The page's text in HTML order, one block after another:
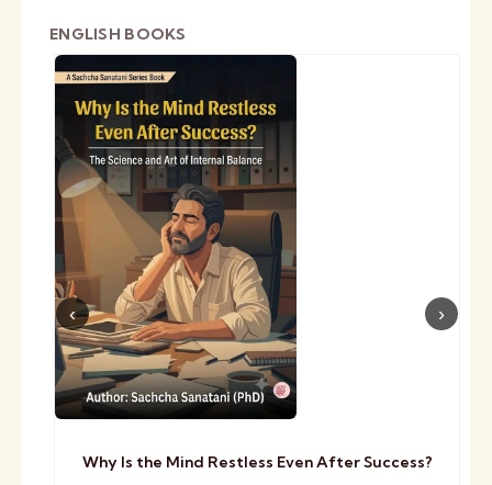
ENGLISH BOOKS
Why Is the Mind Restless Even After Success?